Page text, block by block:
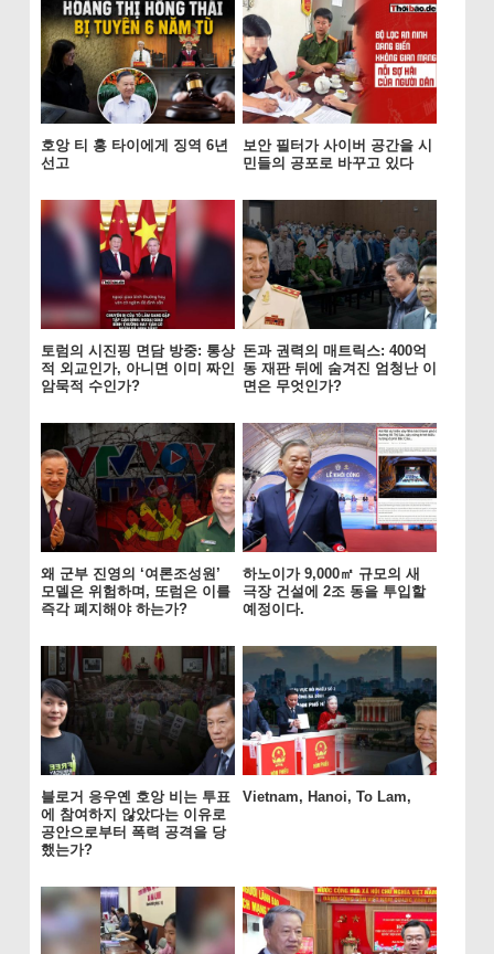
호앙 티 홍 타이에게 징역 6년
선고
보안 필터가 사이버 공간을 시
민들의 공포로 바꾸고 있다
토럼의 시진핑 면담 방중: 통상
적 외교인가, 아니면 이미 짜인
암묵적 수인가?
돈과 권력의 매트릭스: 400억
동 재판 뒤에 숨겨진 엄청난 이
면은 무엇인가?
왜 군부 진영의 ‘여론조성원’
모델은 위험하며, 또럼은 이를
즉각 폐지해야 하는가?
하노이가 9,000㎡ 규모의 새
극장 건설에 2조 동을 투입할
예정이다.
블로거 응우옌 호앙 비는 투표
에 참여하지 않았다는 이유로
공안으로부터 폭력 공격을 당
했는가?
Vietnam, Hanoi, To Lam,